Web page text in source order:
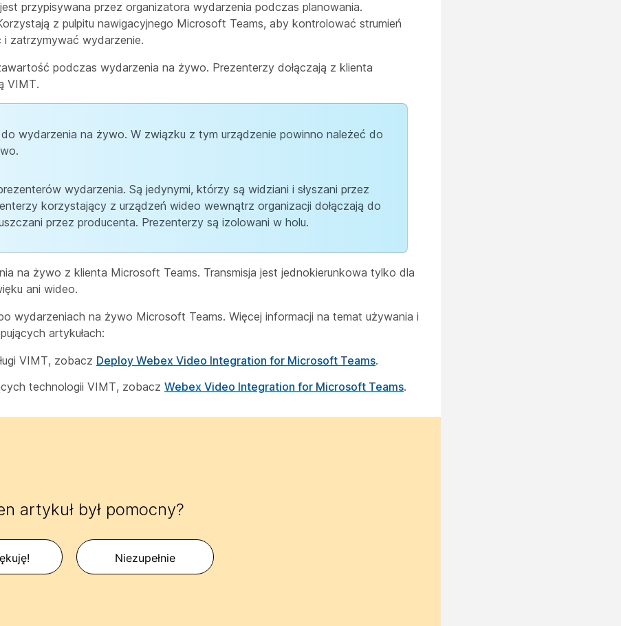
przypisywana przez organizatora wydarzenia podczas planowania.
z pulpitu nawigacyjnego Microsoft Teams, aby kontrolować strumień
zatrzymywać wydarzenie.
podczas wydarzenia na żywo. Prezenterzy dołączają z klienta
VIMT.
wydarzenia na żywo. W związku z tym urządzenie powinno należeć do
wydarzenia. Są jedynymi, którzy są widziani i słyszani przez
korzystający z urządzeń wideo wewnątrz organizacji dołączają do
przez producenta. Prezenterzy są izolowani w holu.
na żywo z klienta Microsoft Teams. Transmisja jest jednokierunkowa tylko dla
ani wideo.
wydarzeniach na żywo Microsoft Teams. Więcej informacji na temat używania i
artykułach:
VIMT, zobacz Deploy Webex Video Integration for Microsoft Teams.
technologii VIMT, zobacz Webex Video Integration for Microsoft Teams.
artykuł był pomocny?
Niezupełnie